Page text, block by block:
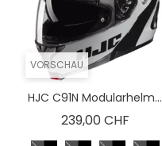
VORSCHAU
HJC C91N Modularhelm...
239,00 CHFPreis